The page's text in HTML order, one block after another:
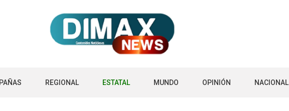
REGIONAL ESTATAL MUNDO OPINIÓN NACIONAL